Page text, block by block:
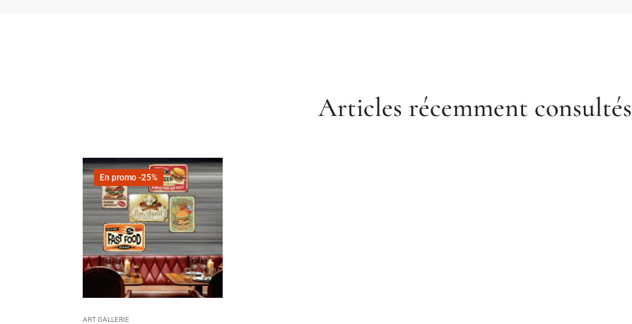
Articles récemment consultés
En promo -25%
ART GALLERIE